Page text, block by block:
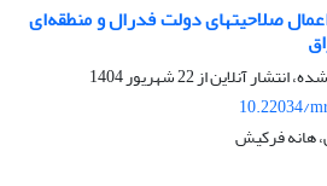
صلاحیتهای دولت فدرال و منطقه‌ای
انتشار آنلاین از22 شهریور 1404
10.22034/
هانه فرکیش